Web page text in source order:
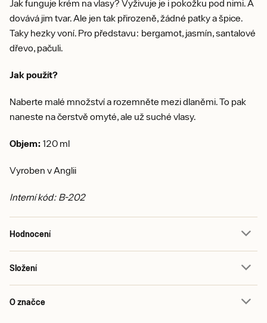
Jak funguje krém na vlasy? Vyživuje je i pokožku pod nimi. A
dovává jim tvar. Ale jen tak přirozeně, žádné patky a špice.
Taky hezky voní. Pro představu: bergamot, jasmín, santalové
dřevo, pačuli.
Jak použít?
Naberte malé množství a rozemněte mezi dlaněmi. To pak
naneste na čerstvě omyté, ale už suché vlasy.
Objem: 120 ml
Vyroben v Anglii
Interní kód: B-202
Hodnocení
Složení
O značce